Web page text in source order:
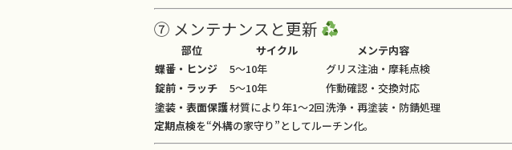
⑦ メンテナンスと更新
部位 サイクル
メンテ内容
蝶番・ヒンジ
5〜10年
グリス注油・摩耗点検
錠前・ラッチ
5〜10年
作動確認・交換対応
塗装・表面保護材質により年1〜2回洗浄・再塗装・防錆処理
定期点検を“外構の家守り”としてルーチン化。